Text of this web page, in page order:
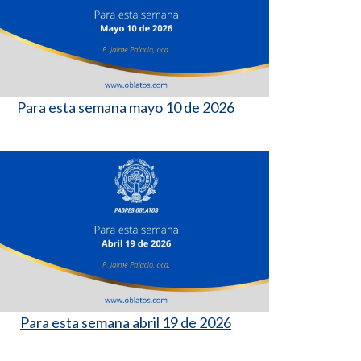
Para esta semana mayo 10 de 2026
Para esta semana abril 19 de 2026